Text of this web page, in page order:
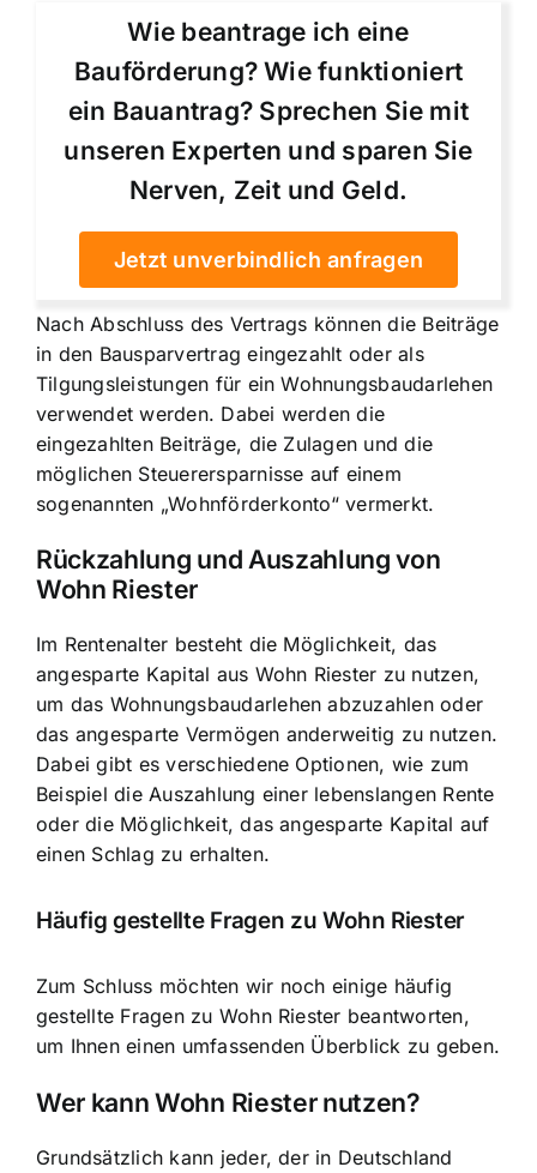
Wie beantrage ich eine
Bauförderung? Wie funktioniert
ein Bauantrag? Sprechen Sie mit
unseren Experten und sparen Sie
Nerven, Zeit und Geld.
Jetzt unverbindlich anfragen
Nach Abschluss des Vertrags können die Beiträge
in den Bausparvertrag eingezahlt oder als
Tilgungsleistungen für ein Wohnungsbaudarlehen
verwendet werden. Dabei werden die
eingezahlten Beiträge, die Zulagen und die
möglichen Steuerersparnisse auf einem
sogenannten „Wohnförderkonto“ vermerkt.
Rückzahlung und Auszahlung von
Wohn Riester
Im Rentenalter besteht die Möglichkeit, das
angesparte Kapital aus Wohn Riester zu nutzen,
um das Wohnungsbaudarlehen abzuzahlen oder
das angesparte Vermögen anderweitig zu nutzen.
Dabei gibt es verschiedene Optionen, wie zum
Beispiel die Auszahlung einer lebenslangen Rente
oder die Möglichkeit, das angesparte Kapital auf
einen Schlag zu erhalten.
Häufig gestellte Fragen zu Wohn Riester
Zum Schluss möchten wir noch einige häufig
gestellte Fragen zu Wohn Riester beantworten,
um Ihnen einen umfassenden Überblick zu geben.
Wer kann Wohn Riester nutzen?
Grundsätzlich kann jeder, der in Deutschland